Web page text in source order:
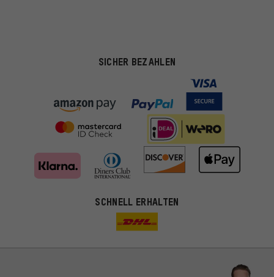
SICHER BEZAHLEN
SCHNELL ERHALTEN